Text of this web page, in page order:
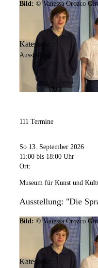
Geschlossen: Neujahr,
Bild: © Vanessa Orozco
Kategorie:
Ausstellung
111 Termine
So 13. September 2026
11:00 bis 18:00 Uhr
Ort:
Museum für Kunst und
Ausstellung: "Die
Bild: © Vanessa Orozco
Kategorie: